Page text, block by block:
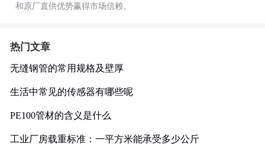
和原厂直供优势赢得市场信赖。
热门文章
无缝钢管的常用规格及壁厚
生活中常见的传感器有哪些呢
PE100管材的含义是什么
工业厂房载重标准：一平方米能承受多少公斤